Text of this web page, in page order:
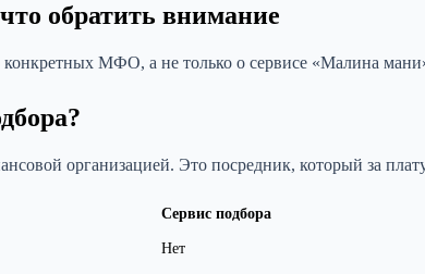
обратить внимание
МФО, а не только о сервисе «Малина
организацией. Это посредник, который за
Сервис подбора
Нет